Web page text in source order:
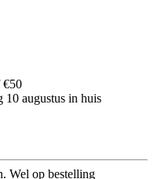
€50
10 augustus in huis
Wel op bestelling